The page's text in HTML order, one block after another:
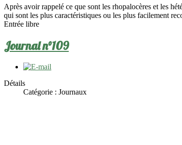
Après avoir rappelé ce que sont les rhopalocères et les
qui sont les plus caractéristiques ou les plus facilement
Entrée libre
Journal n°109
Détails
Catégorie : Journaux